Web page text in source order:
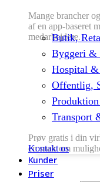
Mange brancher
af en app-baseret
medarbejdere.
Butik,
Byggeri &
Hospital &
Offentlig,
Transport
Prøv gratis i din
en snak om
Kontakt os
Kunder
Priser